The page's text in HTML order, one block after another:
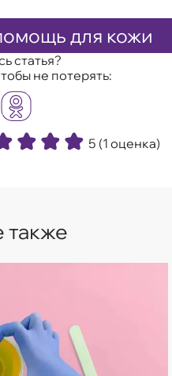
для кожи
статья?
не потерять:
5 (1 оценка)
также